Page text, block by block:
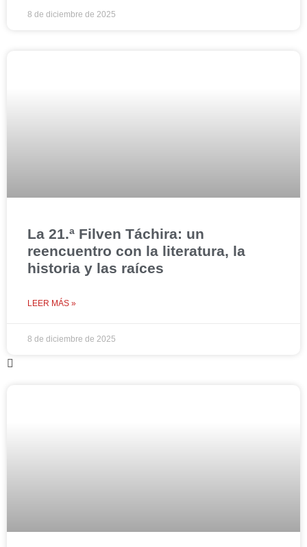
8 de diciembre de 2025
La 21.ª Filven Táchira: un
reencuentro con la literatura, la
historia y las raíces
LEER MÁS »
8 de diciembre de 2025